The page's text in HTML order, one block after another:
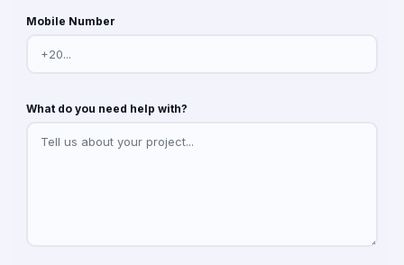
Mobile Number
What do you need help with?